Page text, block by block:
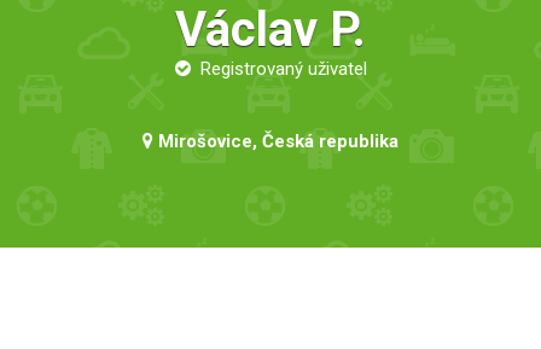
Václav P.
Registrovaný uživatel
Mirošovice, Česká republika